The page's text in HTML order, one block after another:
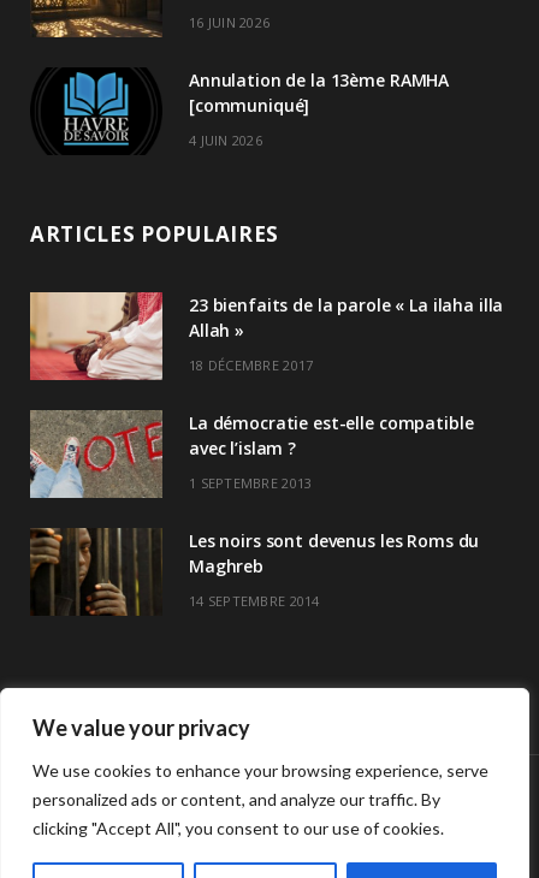
We value your privacy
We use cookies to enhance your browsing experience, serve
personalized ads or content, and analyze our traffic. By
clicking "Accept All", you consent to our use of cookies.
16 JUIN 2026
Annulation de la 13ème RAMHA
[communiqué]
4 JUIN 2026
ARTICLES POPULAIRES
23 bienfaits de la parole « La ilaha illa
Allah »
18 DÉCEMBRE 2017
La démocratie est-elle compatible
avec l’islam ?
1 SEPTEMBRE 2013
Les noirs sont devenus les Roms du
Maghreb
14 SEPTEMBRE 2014
© Copyright Havre De Savoir 2024
L’association Horaires de prières >> Contact L’association Havre de savoir